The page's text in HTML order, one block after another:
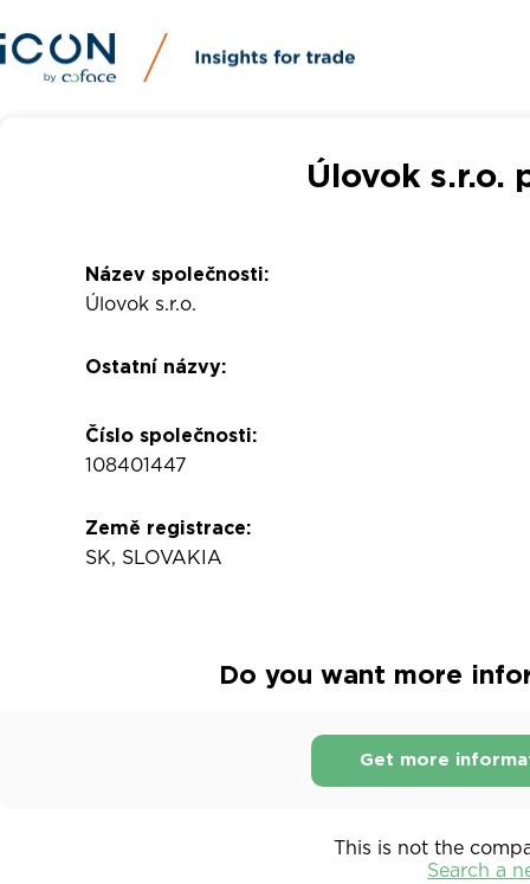
Úlovok s.r.o.
Název společnosti:
Úlovok s.r.o.
Ostatní názvy:
Číslo společnosti:
108401447
Země registrace:
SK, SLOVAKIA
Do you want more
Get more
This is not the
Search a